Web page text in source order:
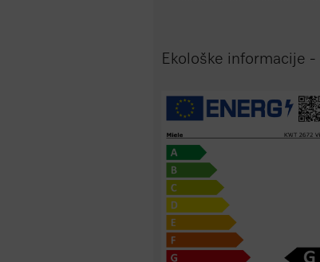
Ekološke informacije